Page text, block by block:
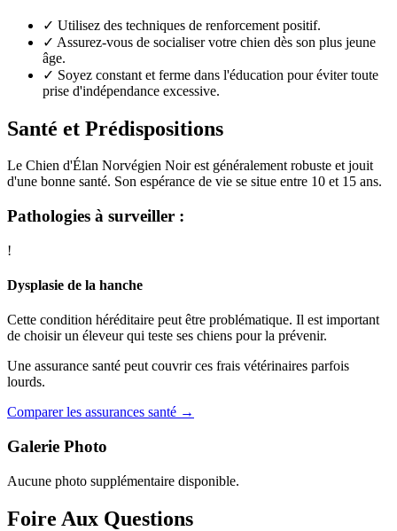
✓ Utilisez des techniques de renforcement positif.
✓ Assurez-vous de socialiser votre chien dès son plus jeune
âge.
✓ Soyez constant et ferme dans l'éducation pour éviter toute
prise d'indépendance excessive.
Santé et Prédispositions
Le Chien d'Élan Norvégien Noir est généralement robuste et jouit
d'une bonne santé. Son espérance de vie se situe entre 10 et 15 ans.
Pathologies à surveiller :
!
Dysplasie de la hanche
Cette condition héréditaire peut être problématique. Il est important
de choisir un éleveur qui teste ses chiens pour la prévenir.
Une assurance santé peut couvrir ces frais vétérinaires parfois
lourds.
Comparer les assurances santé →
Galerie Photo
Aucune photo supplémentaire disponible.
Foire Aux Questions